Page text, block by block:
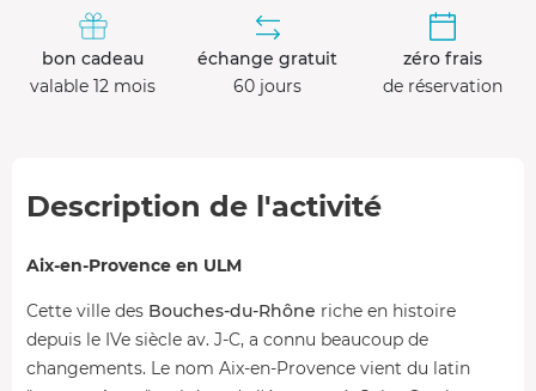
bon cadeau
valable 12 mois
échange gratuit
60 jours
zéro frais
de réservation
Description de l'activité
Aix-en-Provence en ULM
Cette ville des Bouches-du-Rhône riche en histoire
depuis le IVe siècle av. J-C, a connu beaucoup de
changements. Le nom Aix-en-Provence vient du latin